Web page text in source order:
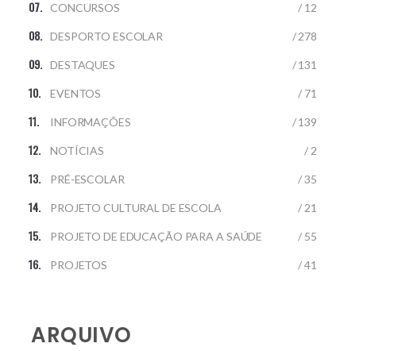
CONCURSOS / 12
DESPORTO ESCOLAR / 278
DESTAQUES / 131
EVENTOS / 71
INFORMAÇÕES / 139
NOTÍCIAS / 2
PRÉ-ESCOLAR / 35
PROJETO CULTURAL DE ESCOLA / 21
PROJETO DE EDUCAÇÃO PARA A SAÚDE / 55
PROJETOS / 41
ARQUIVO